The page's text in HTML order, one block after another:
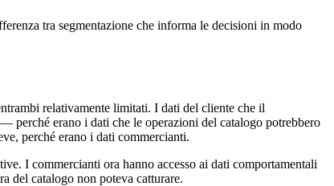
tra segmentazione che informa le decisioni in modo
relativamente limitati. I dati del cliente che il
perché erano i dati che le operazioni del catalogo potrebbero
perché erano i dati commercianti.
I commercianti ora hanno accesso ai dati comportamentali
catalogo non poteva catturare.